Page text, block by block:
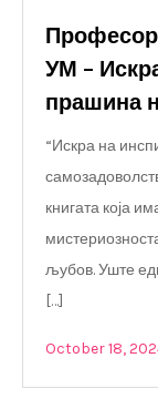
УМ –
прашина
“Искра на
книгата која
љубов. Уште
[…]
October 18,